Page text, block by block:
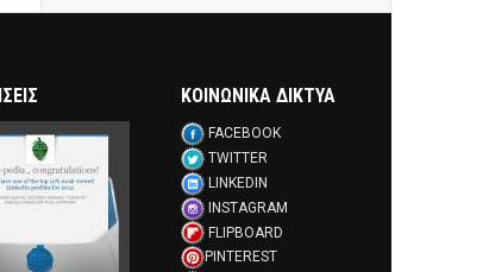
ΚΟΙΝΩΝΙΚΑ ΔΙΚΤΥΑ
FACEBOOK
TWITTER
LINKEDIN
INSTAGRAM
FLIPBOARD
PINTEREST